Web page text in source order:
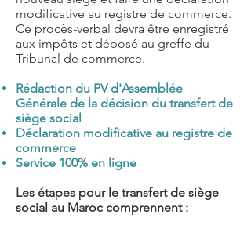
modificative au registre de commerce.
Ce procès-verbal devra être enregistré
aux impôts et déposé au greffe du
Tribunal de commerce.
Rédaction du PV d'Assemblée
Générale de la décision du transfert de
siège social
Déclaration modificative au registre de
commerce
Service 100% en ligne
Les étapes pour le transfert de siège
social au Maroc comprennent :